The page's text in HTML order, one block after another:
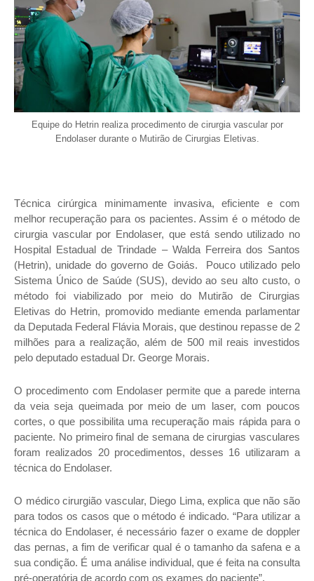
Equipe do Hetrin realiza procedimento de cirurgia vascular por
Endolaser durante o Mutirão de Cirurgias Eletivas.
Técnica cirúrgica minimamente invasiva, eficiente e com
melhor recuperação para os pacientes. Assim é o método de
cirurgia vascular por Endolaser, que está sendo utilizado no
Hospital Estadual de Trindade – Walda Ferreira dos Santos
(Hetrin), unidade do governo de Goiás.
Pouco utilizado pelo
Sistema Único de Saúde (SUS), devido ao seu alto custo, o
método foi viabilizado por meio do Mutirão de Cirurgias
Eletivas do Hetrin, promovido mediante emenda parlamentar
da Deputada Federal Flávia Morais, que destinou repasse de 2
milhões para a realização, além de 500 mil reais investidos
pelo deputado estadual Dr. George Morais.
O procedimento com Endolaser permite que a parede interna
da veia seja queimada por meio de um laser, com poucos
cortes, o que possibilita uma recuperação mais rápida para o
paciente. No primeiro final de semana de cirurgias vasculares
foram realizados 20 procedimentos, desses 16 utilizaram a
técnica do Endolaser.
O médico cirurgião vascular, Diego Lima, explica que não são
para todos os casos que o método é indicado. “Para utilizar a
técnica do Endolaser, é necessário fazer o exame de doppler
das pernas, a fim de verificar qual é o tamanho da safena e a
sua condição. É uma análise individual, que é feita na consulta
pré-operatória de acordo com os exames do paciente”.